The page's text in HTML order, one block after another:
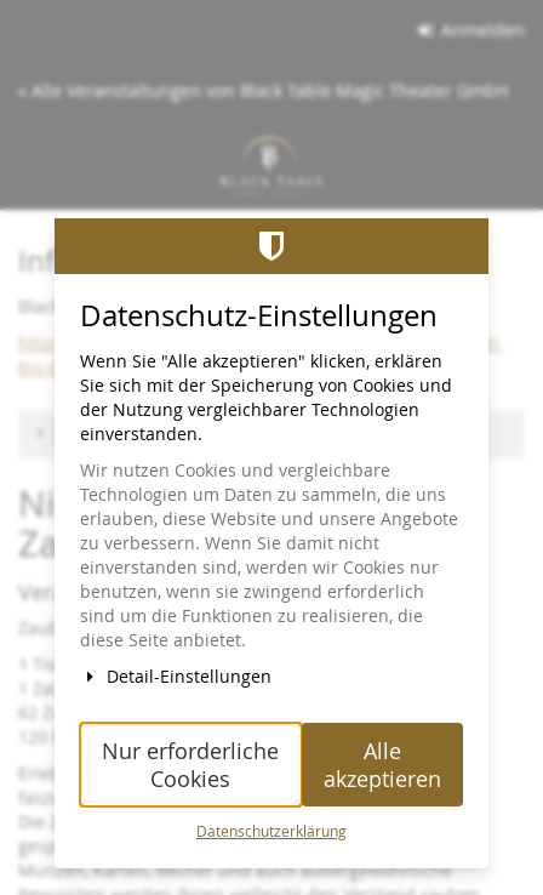
springen
Anmelden
« Alle Veranstaltungen von Black Table Magic Theater GmbH
Info:
Black Table bleibt bis Dezember 2026 im Cineplex
https://www.black-table.de/wichtige-info-black-table-bleibt-
bis-dezember-2026-im-cineplex/
Zu anderem Termin wechseln
Nicht Blinzeln! - Close-up-
Zaubershow
Veranstaltungsinfos:
Zauberei so nah und doch nicht gesehen wie es geht!
1 Tisch
1 Zauberer
62 Zuschauer
120 Minuten Show
Erleben Sie Christian Jedinat am Black Table mit
faszinierender Zauberei.
Die Zaubershow dauert 2 x 60 Minuten + Pause und ist
gespickt mit Zauberkunststücken unterschiedlichster Art.
Münzen, Karten, Becher und auch außergewöhnliche
Datenschutz-Einstellungen
Wenn Sie "Alle akzeptieren" klicken, erklären
Sie sich mit der Speicherung von Cookies und
der Nutzung vergleichbarer Technologien
einverstanden.
Wir nutzen Cookies und vergleichbare
Technologien um Daten zu sammeln, die uns
erlauben, diese Website und unsere Angebote
zu verbessern. Wenn Sie damit nicht
einverstanden sind, werden wir Cookies nur
benutzen, wenn sie zwingend erforderlich
sind um die Funktionen zu realisieren, die
diese Seite anbietet.
Detail-Einstellungen
Nur erforderliche
Cookies
Alle
akzeptieren
Datenschutzerklärung